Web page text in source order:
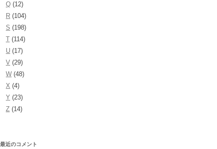
Q (12)
R (104)
S (198)
T (114)
U (17)
V (29)
W (48)
X (4)
Y (23)
Z (14)
最近のコメント